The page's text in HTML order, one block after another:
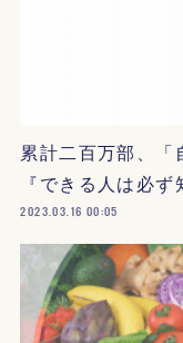
累計二百万部、
『できる人は必
2023.03.16 00:05